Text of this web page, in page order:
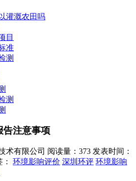
灌溉农田吗
目
准
测
测
告注意事项
术有限公司 阅读量：373 发表时间：
： 环境影响评价 深圳环评 环境影响